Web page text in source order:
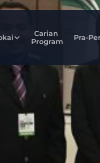
Carian
Program
Pra-
Karnival